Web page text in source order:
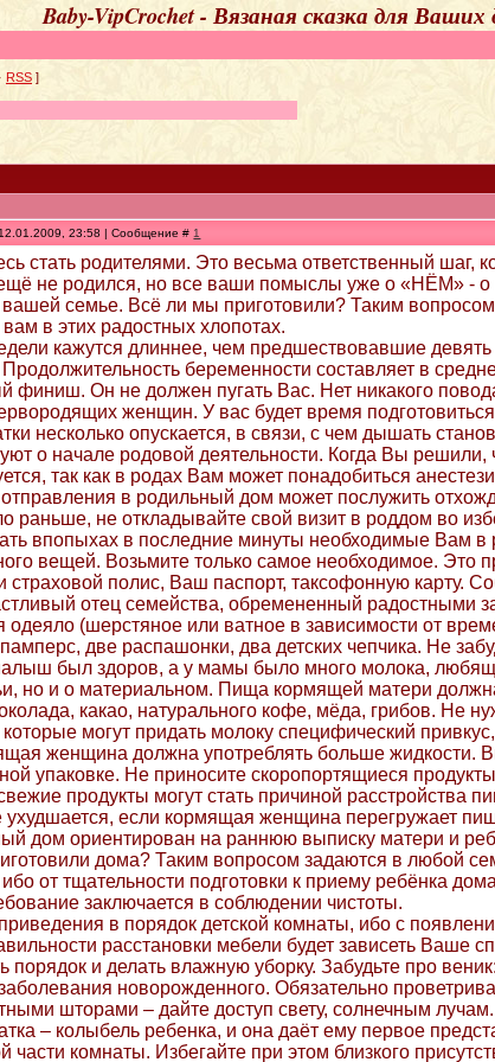
Baby-VipCrochet - Вязаная сказка для Ваших
· RSS ]
23:58 | Сообщение # 1
стать родителями. Это весьма ответственный
не родился, но все ваши помыслы уже о «НЁМ» -
семье. Всё ли мы приготовили? Таким
в этих радостных хлопотах.
кажутся длиннее, чем предшествовавшие
Продолжительность беременности составляет в
финиш. Он не должен пугать Вас. Нет никакого
женщин. У вас будет время
несколько опускается, в связи, с чем дышать
о начале родовой деятельности. Когда Вы
так как в родах Вам может понадобиться
в родильный дом может послужить
раньше, не откладывайте свой визит в роддом во
впопыхах в последние минуты необходимые Вам
вещей. Возьмите только самое необходимое. Это
страховой полис, Ваш паспорт, таксофонную карту.
отец семейства, обремененный радостными
одеяло (шерстяное или ватное в зависимости от
две распашонки, два детских чепчика. Не
был здоров, а у мамы было много молока,
но и о материальном. Пища кормящей матери
какао, натурального кофе, мёда, грибов. Не
которые могут придать молоку специфический
женщина должна употреблять больше жидкости.
упаковке. Не приносите скоропортящиеся
продукты могут стать причиной
ухудшается, если кормящая женщина перегружает
дом ориентирован на раннюю выписку матери и
дома? Таким вопросом задаются в любой
ибо от тщательности подготовки к приему ребёнка
заключается в соблюдении чистоты.
в порядок детской комнаты, ибо с
расстановки мебели будет зависеть
порядок и делать влажную уборку. Забудьте про
новорожденного. Обязательно
шторами – дайте доступ свету, солнечным лучам.
– колыбель ребенка, и она даёт ему первое
части комнаты. Избегайте при этом близкого